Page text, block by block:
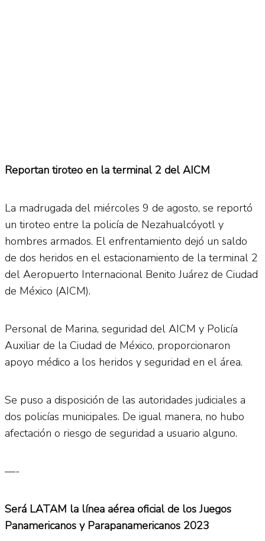
Reportan tiroteo en la terminal 2 del AICM
La madrugada del miércoles 9 de agosto, se reportó
un tiroteo entre la policía de Nezahualcóyotl y
hombres armados. El enfrentamiento dejó un saldo
de dos heridos en el estacionamiento de la terminal 2
del Aeropuerto Internacional Benito Juárez de Ciudad
de México (AICM).
Personal de Marina, seguridad del AICM y Policía
Auxiliar de la Ciudad de México, proporcionaron
apoyo médico a los heridos y seguridad en el área.
Se puso a disposición de las autoridades judiciales a
dos policías municipales. De igual manera, no hubo
afectación o riesgo de seguridad a usuario alguno.
—-
Será LATAM la línea aérea oficial de los Juegos
Panamericanos y Parapanamericanos 2023